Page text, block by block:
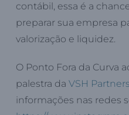
contábil, essa é a
preparar sua empresa
valorização e liquidez.
O Ponto Fora da Curva
palestra da VSH Partners
informações nas redes